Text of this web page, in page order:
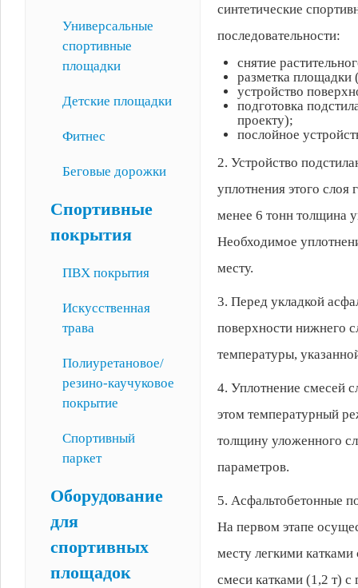
Универсальные
спортивные
площадки
Детские площадки
Фитнес
Беговые дорожки
Спортивные
покрытия
ПВХ покрытия
Искусственная
трава
Полиуретановое/
резино-каучуковое
покрытие
Спортивный
паркет
Оборудование
для
спортивных
площадок
синтетические
последовательности:
снятие
разметка
устройство
подготовка
проекту);
послойное
2. Устройство
уплотнения этого
менее 6 тонн толщина
Необходимое
месту.
3. Перед укладкой
поверхности нижнего
температуры,
4. Уплотнение смесей
этом температурный
толщину уложенного
параметров.
5. Асфальтобетонные
На первом этапе
месту легкими
смеси катками (1,2 т)